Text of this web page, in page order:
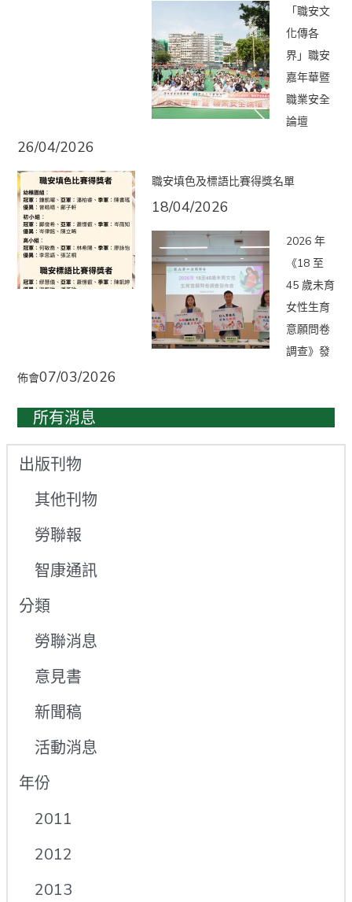
「職安文
化傳各
界」職安
嘉年華暨
職業安全
論壇
26/04/2026
職安填色及標語比賽得獎名單
18/04/2026
2026 年
《18 至
45 歲未育
女性生育
意願問卷
調查》發
佈會07/03/2026
所有消息
出版刊物
其他刊物
勞聯報
智康通訊
分類
勞聯消息
意見書
新聞稿
活動消息
年份
2011
2012
2013